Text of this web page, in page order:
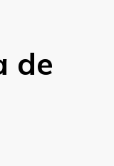
de